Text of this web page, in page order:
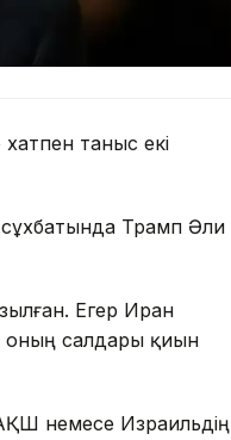
хатпен таныс екі
сұхбатында Трамп Әли
Егер Иран
оның салдары қиын
немесе Израильдің